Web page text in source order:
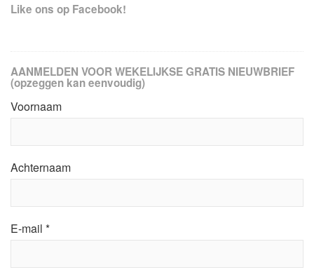
Like ons op Facebook!
AANMELDEN VOOR WEKELIJKSE GRATIS NIEUWBRIEF
(opzeggen kan eenvoudig)
Voornaam
Achternaam
E-mail *